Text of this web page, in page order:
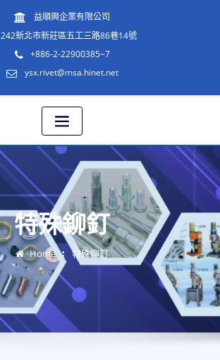
益順興企業有限公司
242新北市新莊區五工三路86巷14號
+886-2-22900385~7
ysx.rivet@msa.hinet.net
特殊鉚釘
Home 特殊鉚釘